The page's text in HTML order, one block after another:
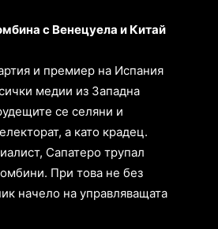
с Венецуела и Китай
и премиер на Испания
медии из Западна
се селяни и
а като крадец.
Сапатеро трупал
При това не без
начело на управляващата